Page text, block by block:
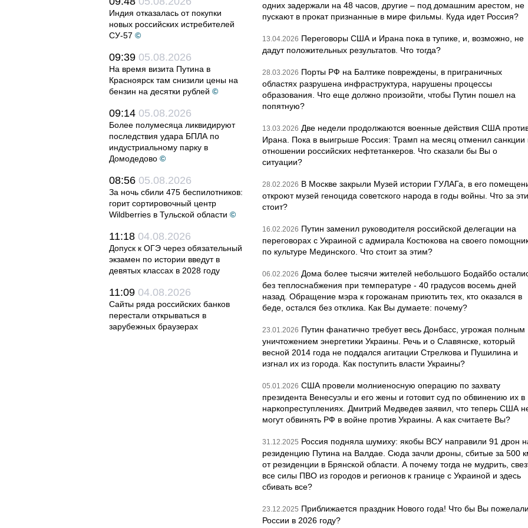
Индия отказалась от покупки
новых российских истребителей
СУ-57 ©
09:39 05.08.2026
На время визита Путина в
Красноярск там снизили цены на
бензин на десятки рублей ©
09:14 05.08.2026
Более полумесяца ликвидируют
последствия удара БПЛА по
индустриальному парку в
Домодедово ©
08:56 05.08.2026
За ночь сбили 475 беспилотников:
горит сортировочный центр
Wildberries в Тульской области ©
11:18 04.08.2026
Допуск к ОГЭ через обязательный
экзамен по истории введут в
девятых классах в 2028 году
11:09 04.08.2026
Сайты ряда российских банков
перестали открываться в
зарубежных браузерах
одних задержали на 48 часов, другие – под домашним арестом, не
пускают в прокат признанные в мире фильмы. Куда идет Россия?
13.04.2026 Переговоры США и Ирана пока в тупике, и, возможно, не
дадут положительных результатов. Что тогда?
28.03.2026 Порты РФ на Балтике повреждены, в приграничных
областях разрушена инфраструктура, нарушены процессы
образования. Что еще должно произойти, чтобы Путин пошел на
попятную?
13.03.2026 Две недели продолжаются военные действия США
Ирана. Пока в выигрыше Россия: Трамп на месяц отменил санкции
отношении российских нефтетанкеров. Что сказали бы Вы о
ситуации?
28.02.2026 В Москве закрыли Музей истории ГУЛАГа, в его
откроют музей геноцида советского народа в годы войны. Что за
стоит?
16.02.2026 Путин заменил руководителя российской делегации на
переговорах с Украиной с адмирала Костюкова на своего
по культуре Мединского. Что стоит за этим?
06.02.2026 Дома более тысячи жителей небольшого Бодайбо
без теплоснабжения при температуре - 40 градусов восемь дней
назад. Обращение мэра к горожанам приютить тех, кто оказался в
беде, остался без отклика. Как Вы думаете: почему?
23.01.2026 Путин фанатично требует весь Донбасс, угрожая полным
уничтожением энергетики Украины. Речь и о Славянске, который
весной 2014 года не поддался агитации Стрелкова и Пушилина и
изгнал их из города. Как поступить власти Украины?
05.01.2026 США провели молниеносную операцию по захвату
президента Венесуэлы и его жены и готовит суд по обвинению их в
наркопреступлениях. Дмитрий Медведев заявил, что теперь США
могут обвинять РФ в войне против Украины. А как считаете Вы?
31.12.2025 Россия подняла шумиху: якобы ВСУ направили 91 дрон
резиденцию Путина на Валдае. Сюда зачли дроны, сбитые за 500
от резиденции в Брянской области. А почему тогда не мудрить,
все силы ПВО из городов и регионов к границе с Украиной и здесь
сбивать все?
23.12.2025 Приближается праздник Нового года! Что бы Вы пожелали
России в 2026 году?